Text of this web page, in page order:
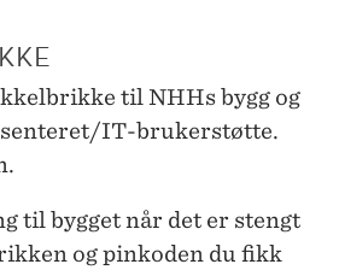
til NHHs bygg og
IT-brukerstøtte.
til bygget når det er stengt
og pinkoden du fikk